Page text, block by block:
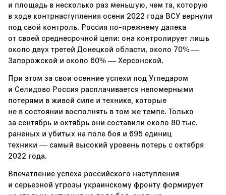
и площадь в несколько раз меньшую, чем та, которую
в ходе контрнаступления осени 2022 года ВСУ вернули
под свой контроль. Россия по-прежнему далека
от своей среднесрочной цели: она контролирует лишь
около двух третей Донецкой области, около 70% —
Запорожской и около 60% — Херсонской.
При этом за свои осенние успехи под Угледаром
и Селидово Россия расплачивается непомерными
потерями в живой силе и технике, которые
не в состоянии восполнять в том же темпе. Только
за сентябрь и октябрь они составили около 80 тыс.
раненых и убитых на поле боя и 695 единиц
техники — самый высокий уровень потерь с октября
2022 года.
Впечатление успеха российского наступления
и серьезной угрозы украинскому фронту формирует